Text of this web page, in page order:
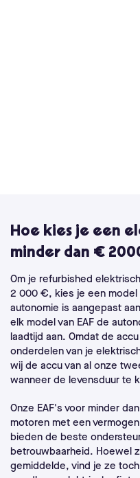
Hoe kies je een
minder dan €
Om je refurbished
2 000 €, kies je een model
autonomie is aangepast
elk model van EAF de
laadtijd aan. Omdat de
onderdelen van je
wij de accu van al onze
wanneer de levensduur te
Onze EAF's voor minder
motoren met een
bieden de beste
betrouwbaarheid. Hoewel
gemiddelde, vind je ze